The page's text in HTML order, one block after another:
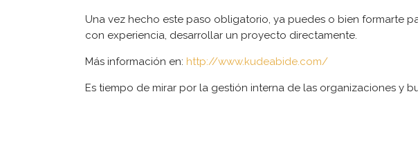
Una vez hecho este paso obligatorio, ya puedes o bien formarte
con experiencia, desarrollar un proyecto directamente.
Más información en: http://www.kudeabide.com/
Es tiempo de mirar por la gestión interna de las organizaciones y
Aviso legal
Karmelo